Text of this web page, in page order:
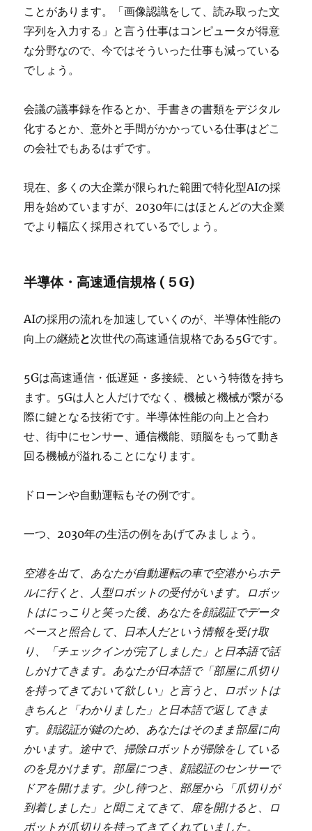
ことがあります。「画像認識をして、読み取った文
字列を入力する」と言う仕事はコンピュータが得意
な分野なので、今ではそういった仕事も減っている
でしょう。
会議の議事録を作るとか、手書きの書類をデジタル
化するとか、意外と手間がかかっている仕事はどこ
の会社でもあるはずです。
現在、多くの大企業が限られた範囲で特化型AIの採
用を始めていますが、2030年にはほとんどの大企業
でより幅広く採用されているでしょう。
半導体・高速通信規格 (５G)
AIの採用の流れを加速していくのが、半導体性能の
向上の継続と次世代の高速通信規格である5Gです。
5Gは高速通信・低遅延・多接続、という特徴を持ち
ます。5Gは人と人だけでなく、機械と機械が繋がる
際に鍵となる技術です。半導体性能の向上と合わ
せ、街中にセンサー、通信機能、頭脳をもって動き
回る機械が溢れることになります。
ドローンや自動運転もその例です。
一つ、2030年の生活の例をあげてみましょう。
空港を出て、あなたが自動運転の車で空港からホテ
ルに行くと、人型ロボットの受付がいます。ロボッ
トはにっこりと笑った後、あなたを顔認証でデータ
ベースと照合して、日本人だという情報を受け取
り、「チェックインが完了しました」と日本語で話
しかけてきます。あなたが日本語で「部屋に爪切り
を持ってきておいて欲しい」と言うと、ロボットは
きちんと「わかりました」と日本語で返してきま
す。顔認証が鍵のため、あなたはそのまま部屋に向
かいます。途中で、掃除ロボットが掃除をしている
のを見かけます。部屋につき、顔認証のセンサーで
ドアを開けます。少し待つと、部屋から「爪切りが
到着しました」と聞こえてきて、扉を開けると、ロ
ボットが爪切りを持ってきてくれていました。